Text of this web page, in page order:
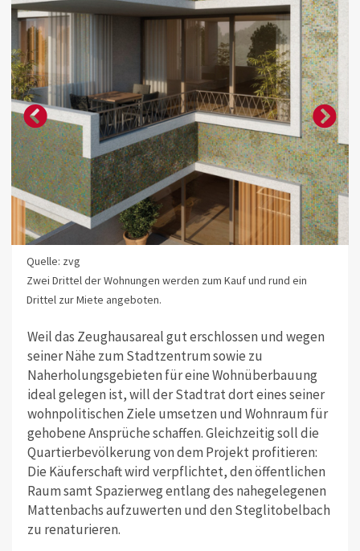
Quelle: zvg
Zwei Drittel der Wohnungen werden zum Kauf und rund ein
Drittel zur Miete angeboten.
Weil das Zeughausareal gut erschlossen und wegen
seiner Nähe zum Stadtzentrum sowie zu
Naherholungsgebieten für eine Wohnüberbauung
ideal gelegen ist, will der Stadtrat dort eines seiner
wohnpolitischen Ziele umsetzen und Wohnraum für
gehobene Ansprüche schaffen. Gleichzeitig soll die
Quartierbevölkerung von dem Projekt profitieren:
Die Käuferschaft wird verpflichtet, den öffentlichen
Raum samt Spazierweg entlang des nahegelegenen
Mattenbachs aufzuwerten und den Steglitobelbach
zu renaturieren.